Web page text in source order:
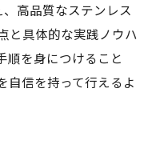
高品質なステンレス
と具体的な実践ノウハ
順を身につけること
自信を持って行えるよ